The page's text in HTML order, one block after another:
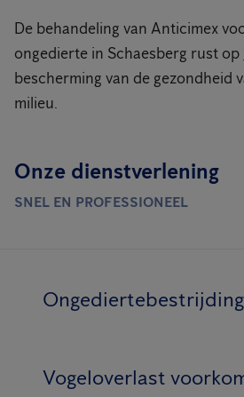
De behandeling van Anticimex
ongedierte in Schaesberg rust op
bescherming van de gezondheid
milieu.
Onze dienstverlening
SNEL EN PROFESSIONEEL
Ongediertebestrijding
Vogeloverlast